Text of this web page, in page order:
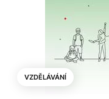
VZDĚLÁVÁNÍ